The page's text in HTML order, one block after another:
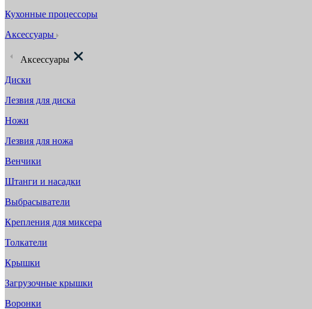
Кухонные процессоры
Аксессуары
Аксессуары
Диски
Лезвия для диска
Ножи
Лезвия для ножа
Венчики
Штанги и насадки
Выбрасыватели
Крепления для миксера
Толкатели
Крышки
Загрузочные крышки
Воронки